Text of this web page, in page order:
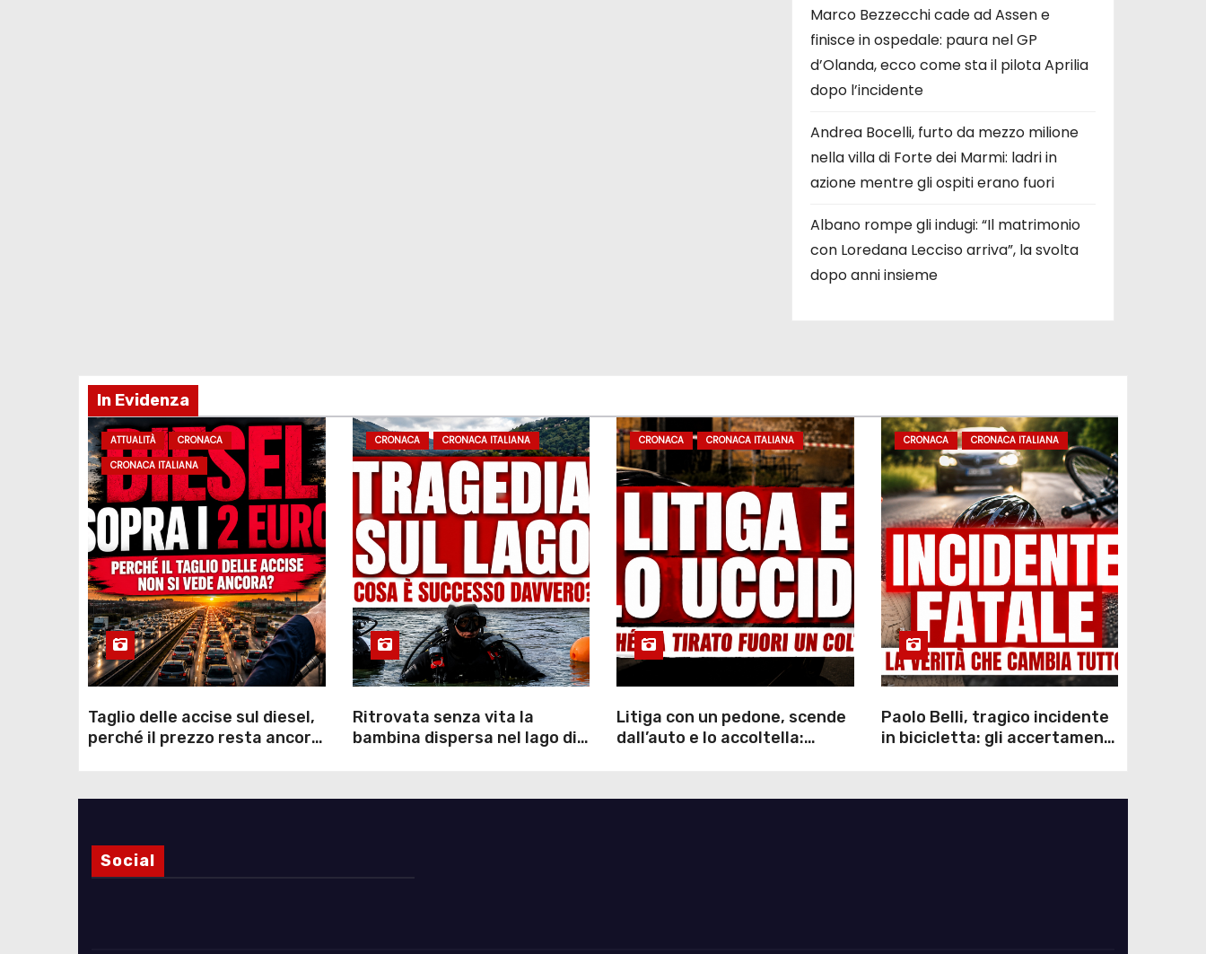
Marco Bezzecchi cade ad Assen e
finisce in ospedale: paura nel GP
d’Olanda, ecco come sta il pilota Aprilia
dopo l’incidente
Andrea Bocelli, furto da mezzo milione
nella villa di Forte dei Marmi: ladri in
azione mentre gli ospiti erano fuori
Albano rompe gli indugi: “Il matrimonio
con Loredana Lecciso arriva”, la svolta
dopo anni insieme
In Evidenza
ATTUALITÀ
CRONACA
CRONACA ITALIANA
Taglio delle accise sul diesel,
perché il prezzo resta ancora
CRONACA CRONACA ITALIANA
Ritrovata senza vita la
bambina dispersa nel lago di
CRONACA CRONACA ITALIANA
Litiga con un pedone, scende
dall’auto e lo accoltella:
CRONACA CRONACA ITALIANA
Paolo Belli, tragico incidente
in bicicletta: gli accertamenti
chiarire
Social